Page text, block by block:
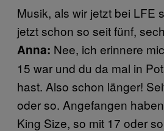
Musik, als wir jetzt bei LFE
jetzt schon so seit fünf,
Anna: Nee, ich erinnere
15 war und du da mal in
hast. Also schon länger!
oder so. Angefangen
King Size, so mit 17 oder